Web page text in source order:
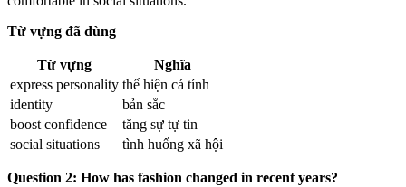
Từ vựng đã dùng
Từ vựng
Nghĩa
express personality thể hiện cá tính
identity
bản sắc
boost confidence
tăng sự tự tin
social situations
tình huống xã hội
Question 2: How has fashion changed in recent years?